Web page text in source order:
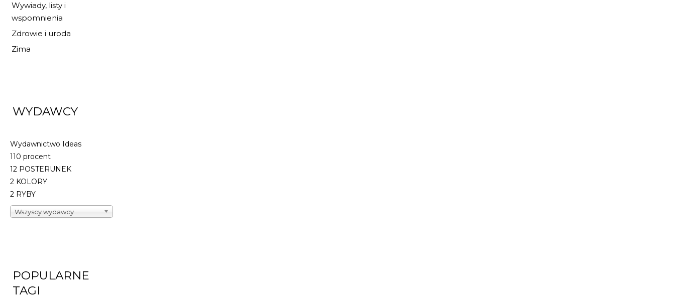
Wywiady, listy i
wspomnienia
Zdrowie i uroda
Zima
WYDAWCY
Wydawnictwo Ideas
110 procent
12 POSTERUNEK
2 KOLORY
2 RYBY
Wszyscy wydawcy
POPULARNE
TAGI